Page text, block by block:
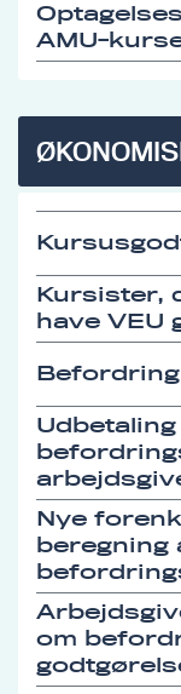
AMU-
Kursister,
have VEU
Befordring
Nye
beregning
om